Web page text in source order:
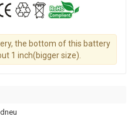
the bottom of this battery
1 inch(bigger size).